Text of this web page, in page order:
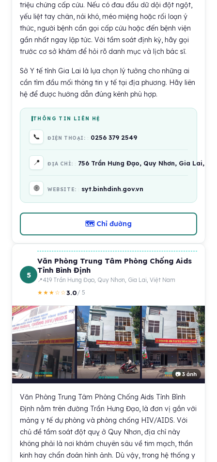
triệu chứng cấp cứu. Nếu có đau đầu dữ dội đột ngột,
yếu liệt tay chân, nói khó, méo miệng hoặc rối loạn ý
thức, người bệnh cần gọi cấp cứu hoặc đến bệnh viện
gần nhất ngay lập tức. Với tầm soát định kỳ, hãy gọi
trước cơ sở khám để hỏi rõ danh mục và lịch bác sĩ.
Sở Y tế tỉnh Gia Lai là lựa chọn lý tưởng cho những ai
cần tìm đầu mối thông tin y tế tại địa phương. Hãy liên
hệ để được hướng dẫn đúng kênh phù hợp.
THÔNG TIN LIÊN HỆ
📞 ĐIỆN THOẠI: 0256 379 2549
📍 ĐỊA CHỈ: 756 Trần Hưng Đạo, Quy Nhơn, Gia Lai,
🌐 WEBSITE: syt.binhdinh.gov.vn
🗺 Chỉ đường
5
Văn Phòng Trung Tâm Phòng Chống Aids
Tỉnh Bình Định
419 Trần Hưng Đạo, Quy Nhơn, Gia Lai, Việt Nam
★★★☆☆3.0/ 5
📷 3 ảnh
Văn Phòng Trung Tâm Phòng Chống Aids Tỉnh Bình
Định nằm trên đường Trần Hưng Đạo, là đơn vị gắn với
mảng y tế dự phòng và phòng chống HIV/AIDS. Với
chủ đề tầm soát đột quỵ ở Quy Nhơn, địa chỉ này
không phải là nơi khám chuyên sâu về tim mạch, thần
kinh hay chẩn đoán hình ảnh. Dù vậy, trong hệ thống y